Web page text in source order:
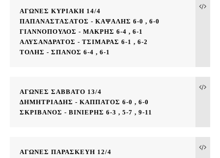
ΑΓΩΝΕΣ ΚΥΡΙΑΚΗ 14/4
ΠΑΠΑΝΑΣΤΑΣΑΤΟΣ - ΚΑΨΑΛΗΣ 6-0 , 6-0
ΓΙΑΝΝΟΠΟΥΛΟΣ - ΜΑΚΡΗΣ 6-4 , 6-1
ΑΛΥΣΑΝΔΡΑΤΟΣ - ΤΣΙΜΑΡΑΣ 6-1 , 6-2
ΤΟΛΗΣ - ΣΠΑΝΟΣ 6-4 , 6-1
ΑΓΩΝΕΣ ΣΑΒΒΑΤΟ 13/4
ΔΗΜΗΤΡΙΑΔΗΣ - ΚΑΠΠΑΤΟΣ 6-0 , 6-0
ΣΚΡΙΒΑΝΟΣ - ΒΙΝΙΕΡΗΣ 6-3 , 5-7 , 9-11
ΑΓΩΝΕΣ ΠΑΡΑΣΚΕΥΗ 12/4